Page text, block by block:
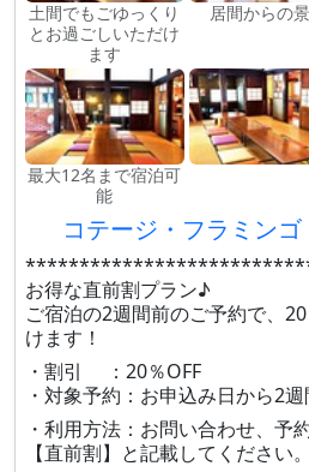
土間でもごゆっくり
とお過ごしいただけ
ます
居間からの
最大12名まで宿泊可
能
コテージ・フラミン
お得な直前割プラン♪
ご宿泊の2週間前のご予約で、
けます！
・割引 ：20％OFF
・対象予約：お申込み日から2
・利用方法：お問い合わせ、予
【直前割】と記載してください。